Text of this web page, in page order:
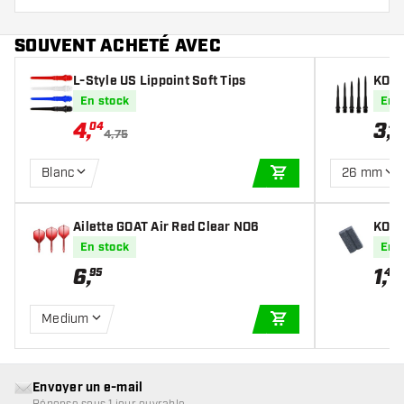
SOUVENT ACHETÉ AVEC
L-Style US Lippoint Soft Tips
En stock
4,04
4,75
Blanc
AJOUTER AU
Ailette GOAT Air Red Clear NO6
En stock
6,95
Medium
ck
En
3,45
26 mm
En
1,45
Envoyer un e-mail